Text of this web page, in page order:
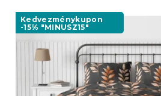
Kedvezménykupon
-15% "MINUSZ15"